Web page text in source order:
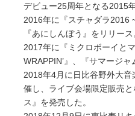
デビュー25周年となる2015
2016年に『スチャダラ2016
『あにしんぼう』をリリース
2017年に『ミクロボーイと
WRAPPIN’』、『サマージャ
2018年4月に日比谷野外大
催し、ライブ会場限定販売
ス』を発売した。